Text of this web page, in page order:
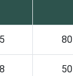
80
50